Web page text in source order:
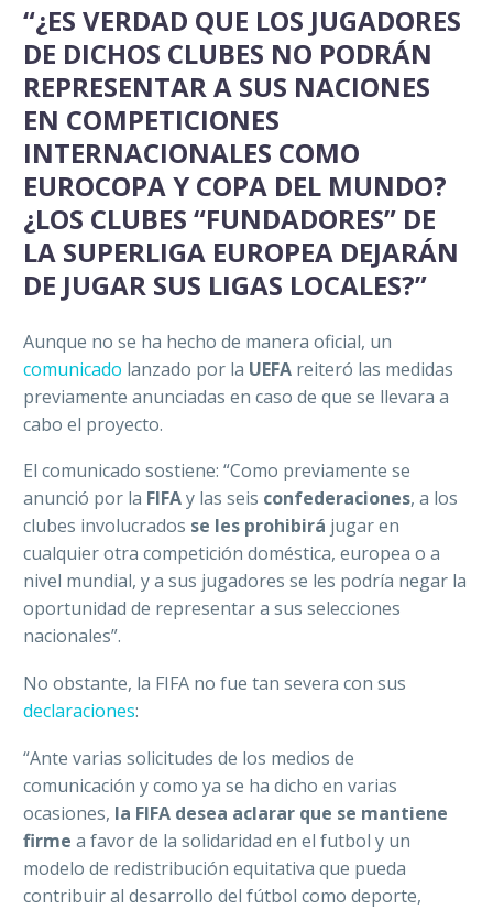
“¿ES VERDAD QUE LOS JUGADORES
DE DICHOS CLUBES NO PODRÁN
REPRESENTAR A SUS NACIONES
EN COMPETICIONES
INTERNACIONALES COMO
EUROCOPA Y COPA DEL MUNDO?
¿LOS CLUBES “FUNDADORES” DE
LA SUPERLIGA EUROPEA DEJARÁN
DE JUGAR SUS LIGAS LOCALES?”
Aunque no se ha hecho de manera oficial, un
comunicado lanzado por la UEFA reiteró las medidas
previamente anunciadas en caso de que se llevara a
cabo el proyecto.
El comunicado sostiene: “Como previamente se
anunció por la FIFAy las seis confederaciones, a los
clubes involucrados se les prohibirá jugar en
cualquier otra competición doméstica, europea o a
nivel mundial, y a sus jugadores se les podría negar la
oportunidad de representar a sus selecciones
nacionales”.
No obstante, la FIFA no fue tan severa con sus
declaraciones:
“Ante varias solicitudes de los medios de
comunicación y como ya se ha dicho en varias
ocasiones, la FIFA desea aclarar que se mantiene
firme a favor de la solidaridad en el futbol y un
modelo de redistribución equitativa que pueda
contribuir al desarrollo del fútbol como deporte,